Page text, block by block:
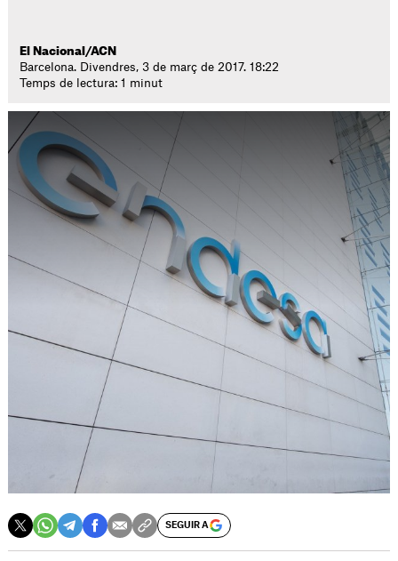
El Nacional/ACN
Barcelona. Divendres, 3 de març de 2017. 18:22
Temps de lectura: 1 minut
SEGUIR A